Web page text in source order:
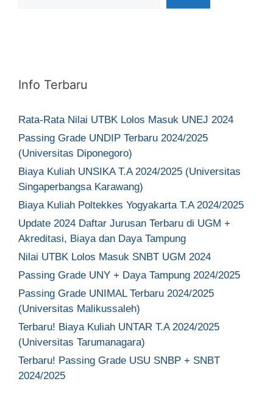
Info Terbaru
Rata-Rata Nilai UTBK Lolos Masuk UNEJ 2024
Passing Grade UNDIP Terbaru 2024/2025
(Universitas Diponegoro)
Biaya Kuliah UNSIKA T.A 2024/2025 (Universitas
Singaperbangsa Karawang)
Biaya Kuliah Poltekkes Yogyakarta T.A 2024/2025
Update 2024 Daftar Jurusan Terbaru di UGM +
Akreditasi, Biaya dan Daya Tampung
Nilai UTBK Lolos Masuk SNBT UGM 2024
Passing Grade UNY + Daya Tampung 2024/2025
Passing Grade UNIMAL Terbaru 2024/2025
(Universitas Malikussaleh)
Terbaru! Biaya Kuliah UNTAR T.A 2024/2025
(Universitas Tarumanagara)
Terbaru! Passing Grade USU SNBP + SNBT
2024/2025